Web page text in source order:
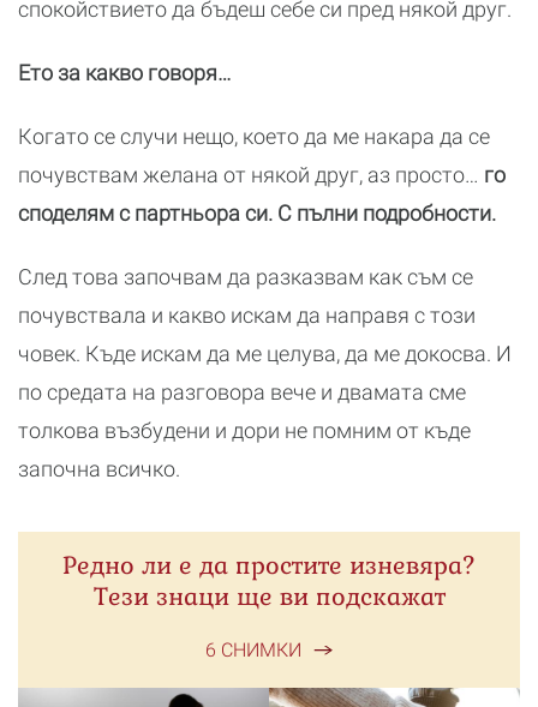
спокойствието да бъдеш себе си пред някой друг.
Ето за какво говоря…
Когато се случи нещо, което да ме накара да се
почувствам желана от някой друг, аз просто… го
споделям с партньора си. С пълни подробности.
След това започвам да разказвам как съм се
почувствала и какво искам да направя с този
човек. Къде искам да ме целува, да ме докосва. И
по средата на разговора вече и двамата сме
толкова възбудени и дори не помним от къде
започна всичко.
Редно ли е да простите изневяра?
Тези знаци ще ви подскажат
6 СНИМКИ